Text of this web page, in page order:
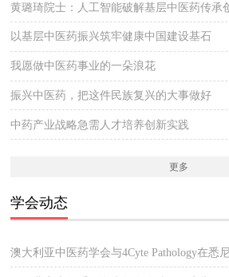
黄璐琦院士：人工智能破解基层中医药传承
以基层中医药振兴筑牢健康中国建设基石
我愿做中医药事业的一朵浪花
振兴中医药，把这件民族复兴的大事做好
中药产业战略急需人才培养创新实践
更多
学会动态